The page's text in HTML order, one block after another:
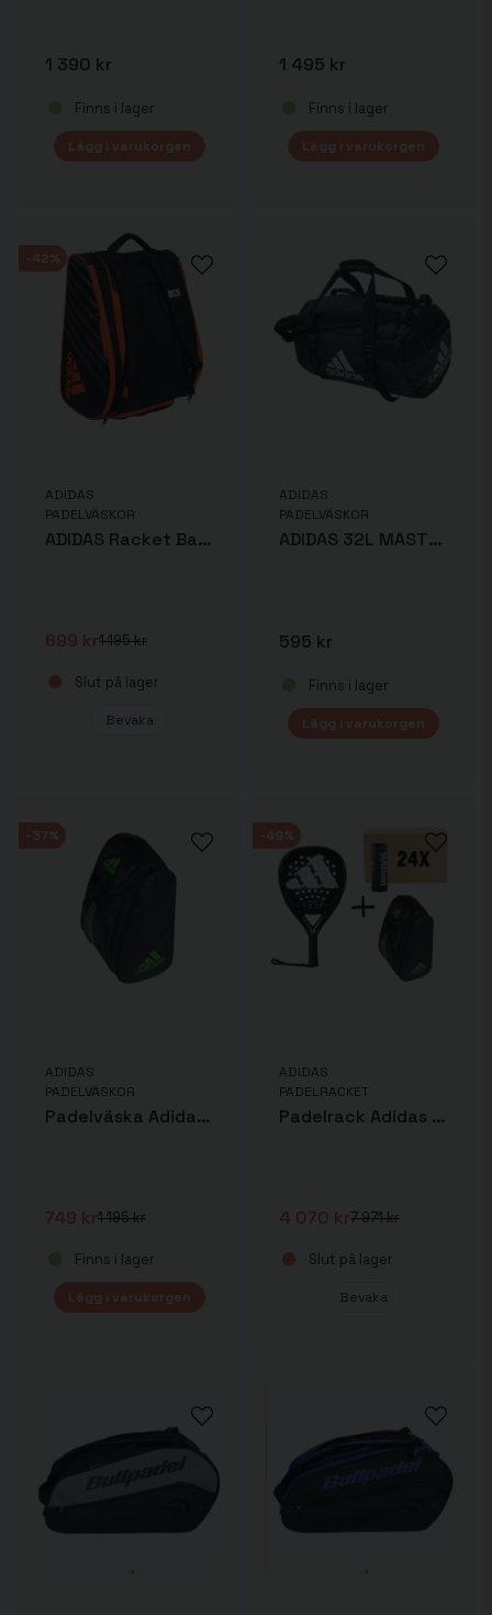
1 390 kr
Finns i lager
Lägg i varukorgen
1 495 kr
Finns i lager
Lägg i varukorgen
ADIDAS
PADELVÄSKOR
ADIDAS Racket Bag Orange PROTOUR
1 195 kr
699 kr
Slut på lager
Bevaka
-42%
ADIDAS
PADELVÄSKOR
ADIDAS 32L MASTERSB
595 kr
Finns i lager
Lägg i varukorgen
ADIDAS
PADELVÄSKOR
Padelväska Adidas Multigame
1 195 kr
749 kr
Finns i lager
Lägg i varukorgen
-37%
ADIDAS
PADELRACKET
Padelrack Adidas Adipower 3.2 + Wilson Premier bollar + Adidas Multigame
7 971 kr
4 070 kr
Slut på lager
Bevaka
-49%